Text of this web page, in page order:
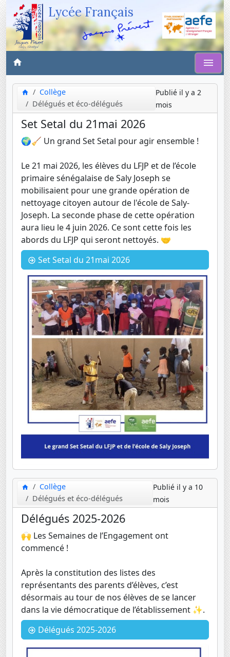
Lycée Français
Collège
Délégués et éco-délégués
Publié il y a 2
mois
Set Setal du 21mai 2026
🌍🧹 Un grand Set Setal pour agir ensemble !
Le 21 mai 2026, les élèves du LFJP et de l’école
primaire sénégalaise de Saly Joseph se
mobilisaient pour une grande opération de
nettoyage citoyen autour de l'école de Saly-
Joseph. La seconde phase de cette opération
aura lieu le 4 juin 2026. Ce sont cette fois les
abords du LFJP qui seront nettoyés. 🤝
Set Setal du 21mai 2026
Collège
Délégués et éco-délégués
Publié il y a 10
mois
Délégués 2025-2026
🙌 Les Semaines de l’Engagement ont
commencé !
Après la constitution des listes des
représentants des parents d’élèves, c’est
désormais au tour de nos élèves de se lancer
dans la vie démocratique de l’établissement ✨.
Délégués 2025-2026